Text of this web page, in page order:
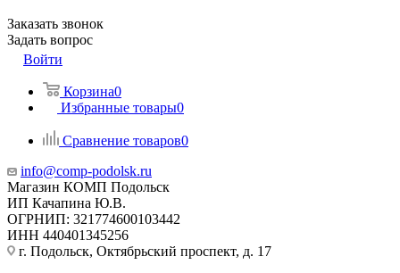
Заказать звонок
Задать вопрос
Войти
Корзина0
Избранные товары0
Сравнение товаров0
info@comp-podolsk.ru
Магазин КОМП Подольск
ИП Качапина Ю.В.
ОГРНИП: 321774600103442
ИНН 440401345256
г. Подольск, Октябрьский проспект, д. 17